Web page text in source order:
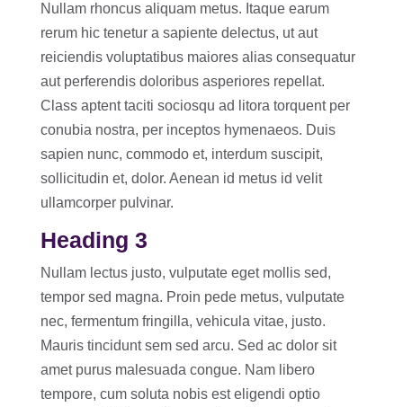
Nullam rhoncus aliquam metus. Itaque earum
rerum hic tenetur a sapiente delectus, ut aut
reiciendis voluptatibus maiores alias consequatur
aut perferendis doloribus asperiores repellat.
Class aptent taciti sociosqu ad litora torquent per
conubia nostra, per inceptos hymenaeos. Duis
sapien nunc, commodo et, interdum suscipit,
sollicitudin et, dolor. Aenean id metus id velit
ullamcorper pulvinar.
Heading 3
Nullam lectus justo, vulputate eget mollis sed,
tempor sed magna. Proin pede metus, vulputate
nec, fermentum fringilla, vehicula vitae, justo.
Mauris tincidunt sem sed arcu. Sed ac dolor sit
amet purus malesuada congue. Nam libero
tempore, cum soluta nobis est eligendi optio